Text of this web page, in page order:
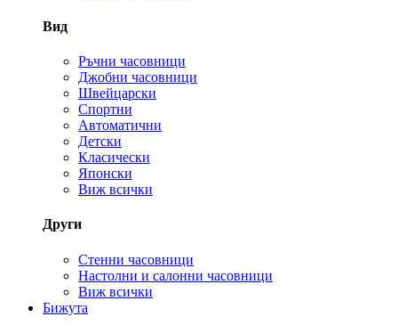
Вид
Ръчни часовници
Джобни часовници
Швейцарски
Спортни
Автоматични
Детски
Класически
Японски
Виж всички
Други
Стенни часовници
Настолни и салонни часовници
Виж всички
Бижута